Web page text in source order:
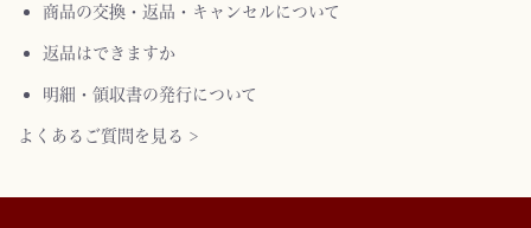
商品の交換・返品・キャンセルについて
返品はできますか
明細・領収書の発行について
よくあるご質問を見る >